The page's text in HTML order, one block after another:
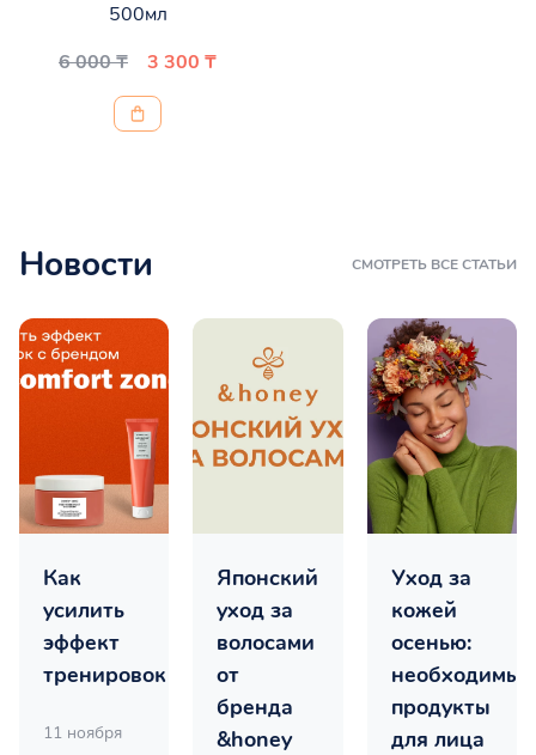
500мл
6 000 ₸
3 300 ₸
Новости СМОТРЕТЬ ВСЕ СТАТЬИ
Как
усилить
эффект
тренировок
11 ноября
Японский
уход за
волосами
от
бренда
&honey
Уход за
кожей
осенью:
необходимые
продукты
для лица